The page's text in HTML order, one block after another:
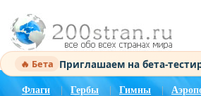
🔥 Бета Приглашаем на бета-
Флаги Гербы Гимны |